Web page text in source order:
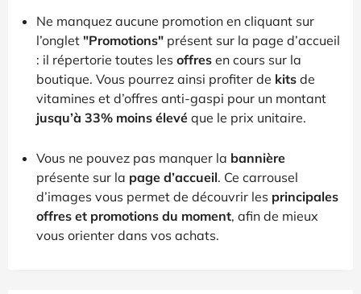
Ne manquez aucune promotion en cliquant sur
l’onglet "Promotions" présent sur la page d’accueil
: il répertorie toutes les offres en cours sur la
boutique. Vous pourrez ainsi profiter de kits de
vitamines et d’offres anti-gaspi pour un montant
jusqu’à 33% moins élevé que le prix unitaire.
Vous ne pouvez pas manquer la bannière
présente sur la page d’accueil. Ce carrousel
d’images vous permet de découvrir les principales
offres et promotions du moment, afin de mieux
vous orienter dans vos achats.